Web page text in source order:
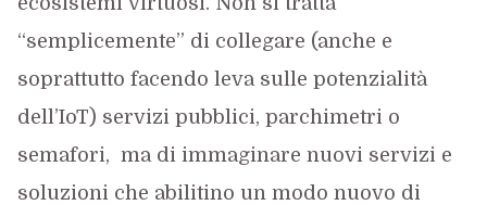
“semplicemente” di collegare (anche e
soprattutto facendo leva sulle potenzialità
dell’IoT) servizi pubblici, parchimetri o
semafori, ma di immaginare nuovi servizi e
soluzioni che abilitino un modo nuovo di